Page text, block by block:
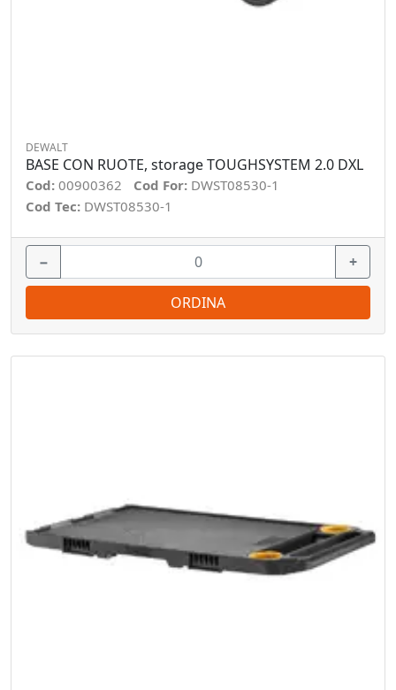
DEWALT
BASE CON RUOTE, storage TOUGHSYSTEM 2.0 DXL
Cod: 00900362 Cod For: DWST08530-1
Cod Tec: DWST08530-1
− +
ORDINA